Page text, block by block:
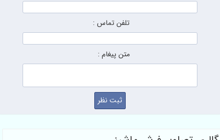
تلفن تماس :
متن پیغام :